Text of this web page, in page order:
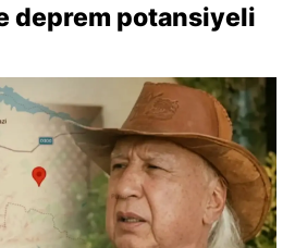
deprem potansiyeli